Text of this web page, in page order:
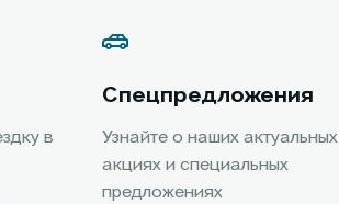
в
Спецпредложения
Узнайте о наших актуальных
акциях и специальных
предложениях